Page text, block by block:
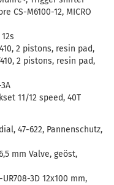
CS-M6100-12, MICRO
2 pistons, resin pad,
2 pistons, resin pad,
11/12 speed, 40T
47-622, Pannenschutz,
mm Valve, geöst,
3D 12x100 mm,